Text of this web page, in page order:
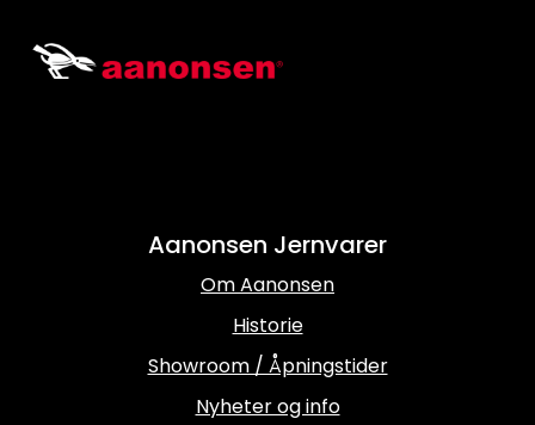
Aanonsen Jernvarer
Om Aanonsen
Historie
Showroom / Åpningstider
Nyheter og info